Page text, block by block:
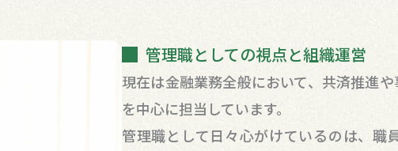
管理職としての視点と組織運営
現在は金融業務全般において、共済推進
を中心に担当しています。
管理職として日々心がけているのは、職